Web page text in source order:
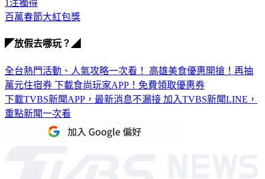
1注獨得
百萬春節大紅包獎
◤放假去哪玩？◢
全台熱門活動、人氣攻略一次看！ 高雄美食優惠開搶！再抽
萬元住宿券 下載食尚玩家APP！免費領取優惠券
下載TVBS新聞APP，最新消息不漏接 加入TVBS新聞LINE，
重點新聞一次看